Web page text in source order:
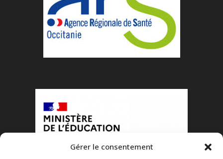
Gérer le consentement